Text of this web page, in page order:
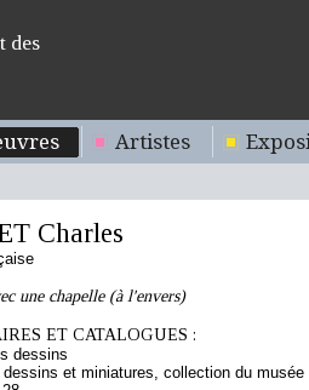
des
Artistes
Charles
une chapelle (à l'envers)
ET CATALOGUES :
dessins
dessins et miniatures, collection du musée